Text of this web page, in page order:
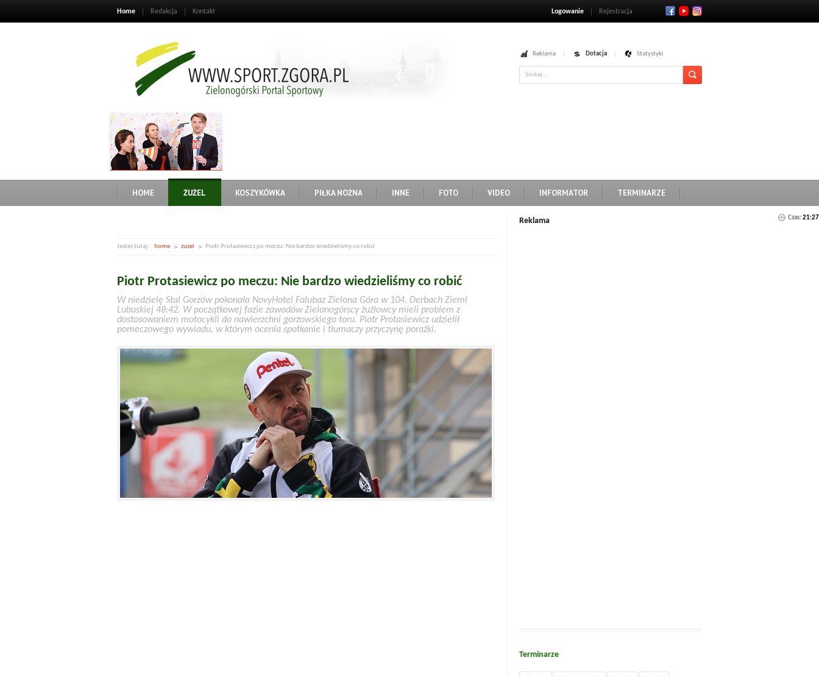
Home Redakcja Kontakt Logowanie Rejestracja
Reklama Dotacja Statystyki
HOME ŻUŻEL KOSZYKÓWKA PIŁKA NOŻNA INNE FOTO VIDEO INFORMATOR TERMINARZE
Czas:21:27
Jesteś tutaj: home zuzel Piotr Protasiewicz po meczu: Nie bardzo wiedzieliśmy co robić
Piotr Protasiewicz po meczu: Nie bardzo wiedzieliśmy co robić
W niedzielę Stal Gorzów pokonała NovyHotel Falubaz Zielona Góra w 104. Derbach Ziemi
Lubuskiej 48:42. W początkowej fazie zawodów Zielonogórscy żużlowcy mieli problem z
dostosowaniem motocykli do nawierzchni gorzowskiego toru. Piotr Protasiewicz udzielił
pomeczowego wywiadu, w którym ocenia spotkanie i tłumaczy przyczynę porażki.
Reklama
Terminarze